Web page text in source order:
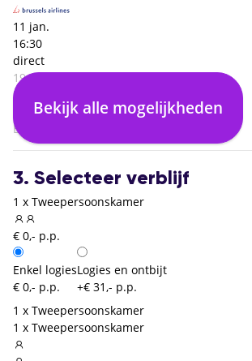
11 jan.
16:30
direct
19:35
Malta (MLA)
03:05
Brussel Zaventem (BRU)
Bekijk alle mogelijkheden
3. Selecteer verblijf
1 x Tweepersoonskamer
€ 0,- p.p.
Enkel logies
€ 0,- p.p.
Logies en ontbijt
+€ 31,- p.p.
1 x Tweepersoonskamer
1 x Tweepersoonskamer